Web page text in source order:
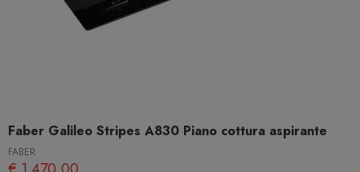
Faber Galileo Stripes A830 Piano cottura aspirante
FABER